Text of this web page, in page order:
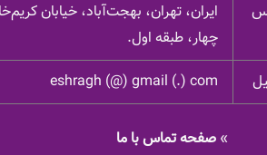
ایران، تهران، بهجت‌آباد، خیابان
چهار، طبقه اول.
eshragh (@) gmail (.) com
» صفحه تماس با ما